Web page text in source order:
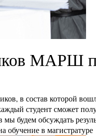
МАРШ
в состав которой
студент сможет
будем обсуждать
обучение в